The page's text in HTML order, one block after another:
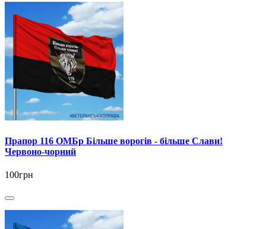
Прапор 116 ОМБр Більше ворогів - більше Слави!
Червоно-чорний
100грн